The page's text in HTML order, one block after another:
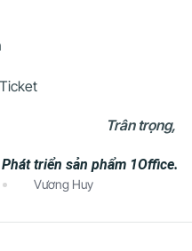
Vương Huy
Trân trọng,
triển sản phẩm 1Office.